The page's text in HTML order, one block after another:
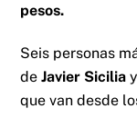
pesos.
Seis personas
deJavier Sicilia
que van desde